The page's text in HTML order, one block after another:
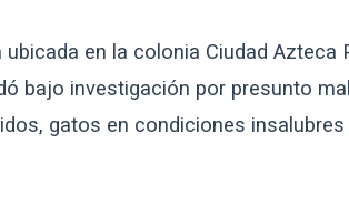
ubicada en la colonia Ciudad
bajo investigación por presunto
gatos en condiciones